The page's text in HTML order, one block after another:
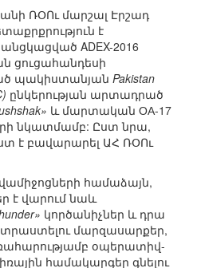
ՌՕՈւ մարշալ Էրշադ
է
ADEX-2016
ցուցահանդեսի
պակիստանյան Pakistan
ընկերության արտադրած
և մարտական ОА-17
նկատմամբ: Ըստ նրա,
է բավարարել ԱՀ ՌՕՈւ
համաձայն,
է վարում նաև
կործանիչներ և դրա
մարզասարքեր,
օպերատիվ-
համակարգեր գնելու